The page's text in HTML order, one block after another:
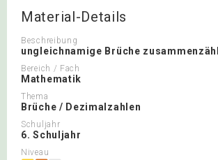
Material-Details
Beschreibung
ungleichnamige Brüche
Bereich / Fach
Mathematik
Thema
Brüche / Dezimalzahlen
Schuljahr
6. Schuljahr
Niveau